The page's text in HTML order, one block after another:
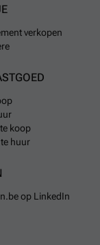
Luik-
Blue-
kleuterscholen
scholen
Carrefour,
8 minuten
verkopen
koop
huur
op LinkedIn